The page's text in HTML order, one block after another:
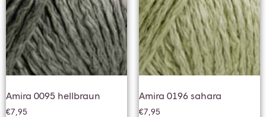
Amira 0095 hellbraun
€7,95
Amira 0196 sahara
€7,95